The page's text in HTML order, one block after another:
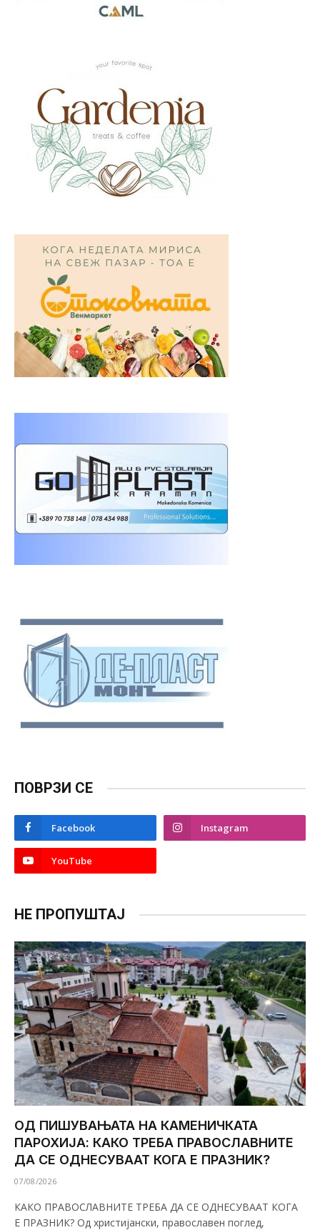
ПОВРЗИ СЕ
Facebook Instagram
YouTube
НЕ ПРОПУШТАЈ
ОД ПИШУВАЊАТА НА КАМЕНИЧКАТА
ПАРОХИЈА: КАКО ТРЕБА ПРАВОСЛАВНИТЕ
ДА СЕ ОДНЕСУВААТ КОГА Е ПРАЗНИК?
07/08/2026
КАКО ПРАВОСЛАВНИТЕ ТРЕБА ДА СЕ ОДНЕСУВААТ КОГА
Е ПРАЗНИК? Од христијански, православен поглед,